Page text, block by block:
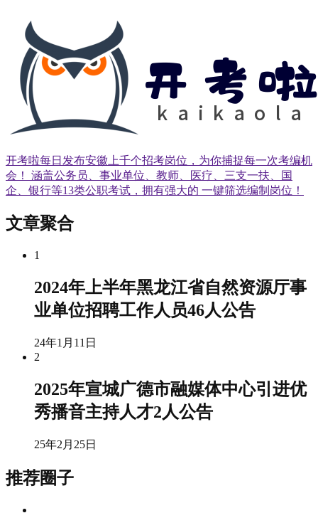
开考啦每日发布安徽上千个招考岗位，为你捕捉每一次考编机
会！ 涵盖公务员、事业单位、教师、医疗、三支一扶、国
企、银行等13类公职考试，拥有强大的 一键筛选编制岗位！
文章聚合
1
2024年上半年黑龙江省自然资源厅事
业单位招聘工作人员46人公告
24年1月11日
2
2025年宣城广德市融媒体中心引进优
秀播音主持人才2人公告
25年2月25日
推荐圈子